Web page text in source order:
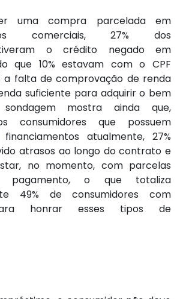
uma compra parcelada em
comerciais, 27% dos
tiveram o crédito negado em
que 10% estavam com o CPF
a falta de comprovação de renda
suficiente para adquirir o bem
mostra ainda que,
consumidores que possuem
atualmente, 27%
atrasos ao longo do contrato e
no momento, com parcelas
pagamento, o que totaliza
49% de consumidores com
honrar esses tipos de